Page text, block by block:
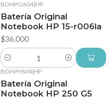
BOHPOA04|HP
Batería Original
Notebook HP 15-r006la
$36.000
Cantidad
BOHPHS04|HP
Batería Original
Notebook HP 250 G5